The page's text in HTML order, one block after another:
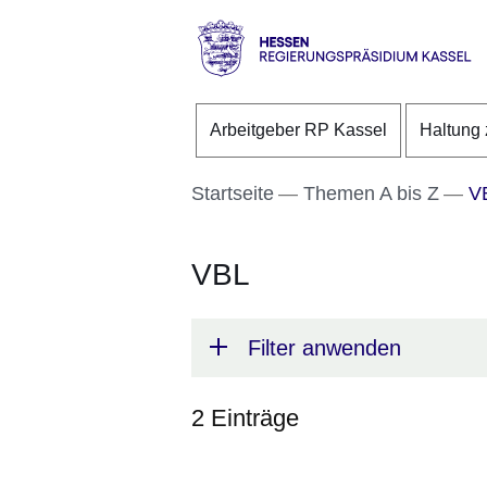
Direkt zum Kopf der
Direkt zum Inhalt
Direkt zum Fuß der
RP
Arbeitgeber RP Kassel Haltung
Startseite Themen A bis Z
VBL
Filter anwenden
2 Einträge